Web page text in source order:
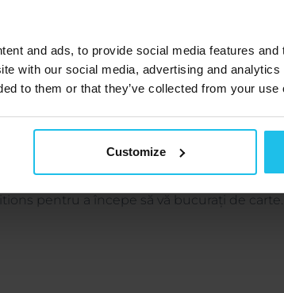
and ads, to provide social media features
with our social media, advertising and
to them or that they’ve collected from your
Customize
în timpul procesului
Adobe Digital Editions, apoi mergeți la
Adobe create la PASUL 1.
carte din meniul de descărcare
meniu de descărcaresau
pentru a începe să vă bucurați de carte.